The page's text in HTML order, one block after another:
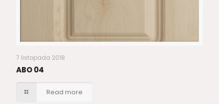
7 listopada 2018
ABO 04
Read more